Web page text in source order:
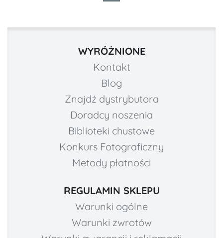
WYRÓŻNIONE
Kontakt
Blog
Znajdź dystrybutora
Doradcy noszenia
Biblioteki chustowe
Konkurs Fotograficzny
Metody płatności
REGULAMIN SKLEPU
Warunki ogólne
Warunki zwrotów